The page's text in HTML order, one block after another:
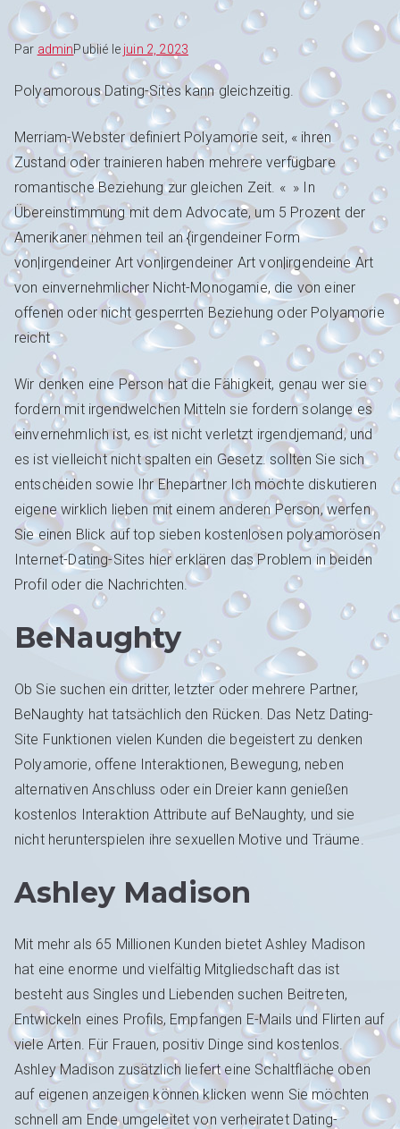
Par adminPublié le juin 2, 2023
Polyamorous Dating-Sites kann gleichzeitig.
Merriam-Webster definiert Polyamorie seit, « ihren
Zustand oder trainieren haben mehrere verfügbare
romantische Beziehung zur gleichen Zeit. « » In
Übereinstimmung mit dem Advocate, um 5 Prozent der
Amerikaner nehmen teil an {irgendeiner Form
von|irgendeiner Art von|irgendeiner Art von|irgendeine Art
von einvernehmlicher Nicht-Monogamie, die von einer
offenen oder nicht gesperrten Beziehung oder Polyamorie
reicht
Wir denken eine Person hat die Fähigkeit, genau wer sie
fordern mit irgendwelchen Mitteln sie fordern solange es
einvernehmlich ist, es ist nicht verletzt irgendjemand, und
es ist vielleicht nicht spalten ein Gesetz. sollten Sie sich
entscheiden sowie Ihr Ehepartner Ich möchte diskutieren
eigene wirklich lieben mit einem anderen Person, werfen
Sie einen Blick auf top sieben kostenlosen polyamorösen
Internet-Dating-Sites hier erklären das Problem in beiden
Profil oder die Nachrichten.
BeNaughty
Ob Sie suchen ein dritter, letzter oder mehrere Partner,
BeNaughty hat tatsächlich den Rücken. Das Netz Dating-
Site Funktionen vielen Kunden die begeistert zu denken
Polyamorie, offene Interaktionen, Bewegung, neben
alternativen Anschluss oder ein Dreier kann genießen
kostenlos Interaktion Attribute auf BeNaughty, und sie
nicht herunterspielen ihre sexuellen Motive und Träume.
Ashley Madison
Mit mehr als 65 Millionen Kunden bietet Ashley Madison
hat eine enorme und vielfältig Mitgliedschaft das ist
besteht aus Singles und Liebenden suchen Beitreten,
Entwickeln eines Profils, Empfangen E-Mails und Flirten auf
viele Arten. Für Frauen, positiv Dinge sind kostenlos.
Ashley Madison zusätzlich liefert eine Schaltfläche oben
auf eigenen anzeigen können klicken wenn Sie möchten
schnell am Ende umgeleitet von verheiratet Dating-